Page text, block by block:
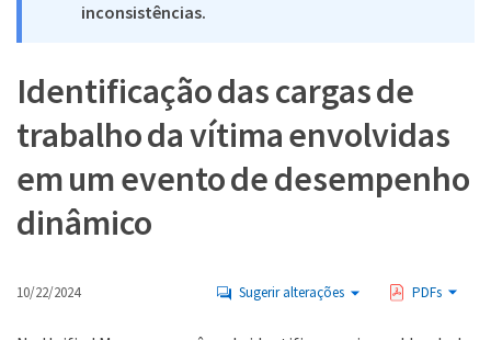
inconsistências.
Identificação das cargas de
trabalho da vítima envolvidas
em um evento de desempenho
dinâmico
10/22/2024 Sugerir alterações PDFs